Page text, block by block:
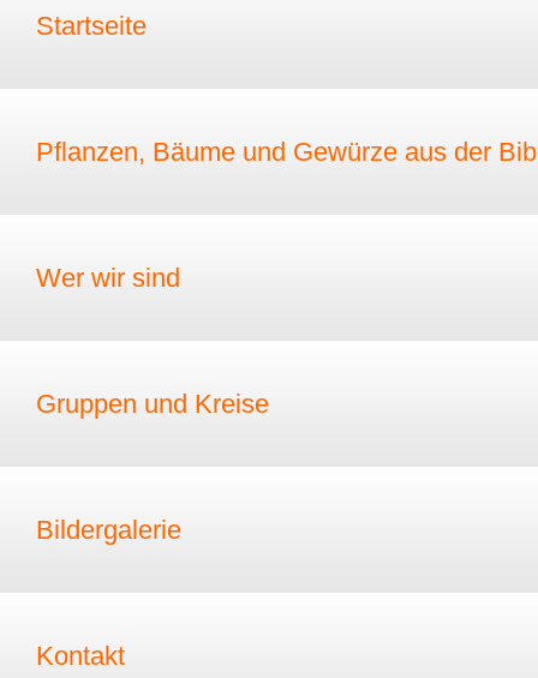
Startseite
Pflanzen, Bäume und Gewürze aus der
Wer wir sind
Gruppen und Kreise
Bildergalerie
Kontakt